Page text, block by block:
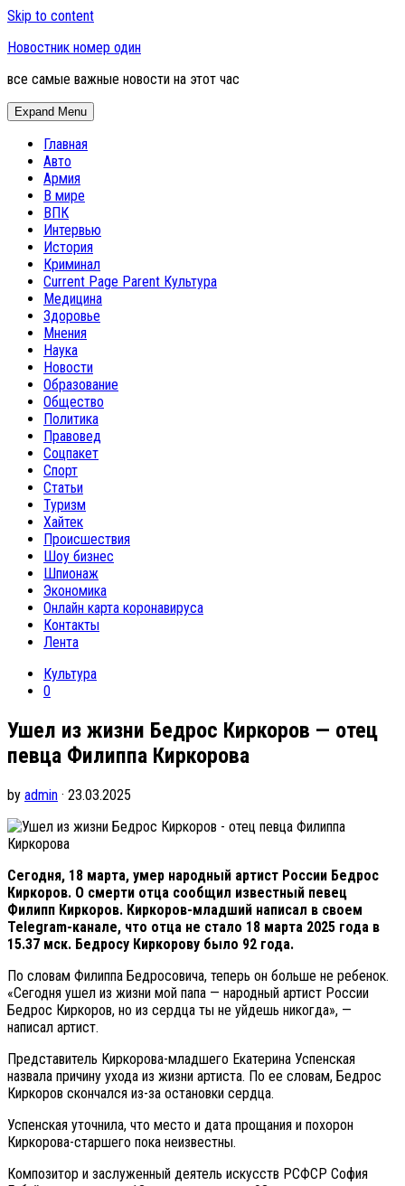
Skip to content
Новостник номер один
все самые важные новости на этот час
Expand Menu
Главная
Авто
Армия
В мире
ВПК
Интервью
История
Криминал
Current Page Parent Культура
Медицина
Здоровье
Мнения
Наука
Новости
Образование
Общество
Политика
Правовед
Соцпакет
Спорт
Статьи
Туризм
Хайтек
Происшествия
Шоу бизнес
Шпионаж
Экономика
Онлайн карта коронавируса
Контакты
Лента
Культура
0
Ушел из жизни Бедрос Киркоров — отец
певца Филиппа Киркорова
by admin · 23.03.2025
Сегодня, 18 марта, умер народный артист России Бедрос
Киркоров. О смерти отца сообщил известный певец
Филипп Киркоров. Киркоров-младший написал в своем
Telegram-канале, что отца не стало 18 марта 2025 года в
15.37 мск. Бедросу Киркорову было 92 года.
По словам Филиппа Бедросовича, теперь он больше не ребенок.
«Сегодня ушел из жизни мой папа — народный артист России
Бедрос Киркоров, но из сердца ты не уйдешь никогда», —
написал артист.
Представитель Киркорова-младшего Екатерина Успенская
назвала причину ухода из жизни артиста. По ее словам, Бедрос
Киркоров скончался из-за остановки сердца.
Успенская уточнила, что место и дата прощания и похорон
Киркорова-старшего пока неизвестны.
Композитор и заслуженный деятель искусств РСФСР София